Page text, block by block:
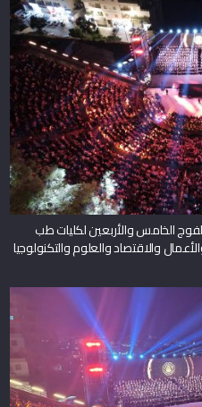
الخامس والأربعين لكليات طب
والاقتصاد والعلوم والتكنولوجيا